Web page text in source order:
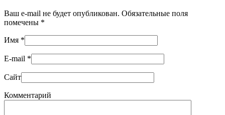
Ваш e-mail не будет опубликован. Обязательные поля
помечены *
Имя *
E-mail *
Сайт
Комментарий